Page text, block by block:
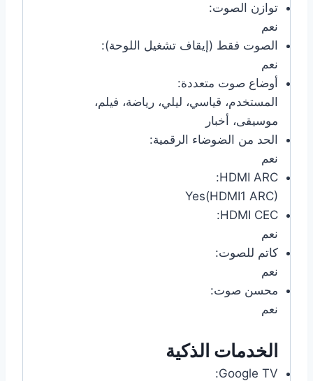
توازن الصوت:
نعم
الصوت فقط (إيقاف تشغيل اللوحة):
نعم
أوضاع صوت متعددة:
المستخدم، قياسي، ليلي، رياضة، فيلم،
موسيقى، أخبار
الحد من الضوضاء الرقمية:
نعم
HDMI ARC:
Yes(HDMI1 ARC)
HDMI CEC:
نعم
كاتم للصوت:
نعم
محسن صوت:
نعم
الخدمات الذكية
Google TV: